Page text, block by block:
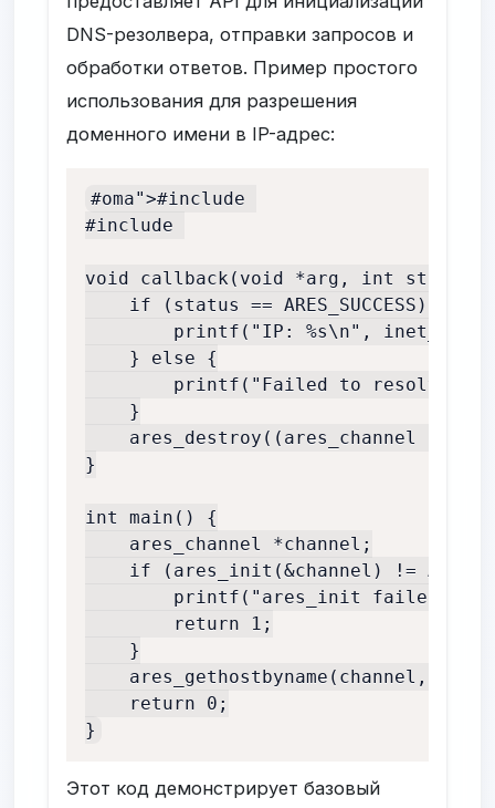
DNS-резолвера, отправки запросов и
обработки ответов. Пример простого
использования для разрешения
доменного имени в IP-адрес:
#oma">#include
#include
void callback(void *arg, int
    if (status == ARES_SUCCESS) {
printf("IP: %s\n",
    } else {
printf("Failed to
    }
ares_destroy((ares_channel
}
int main() {
    ares_channel *channel;
if (ares_init(&channel) !=
        printf("ares_init failed\n");
        return 1;
    }
ares_gethostbyname(channel,
    return 0;
Этот код демонстрирует базовый